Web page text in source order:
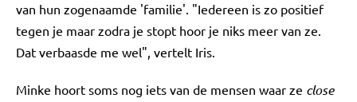
van hun zogenaamde 'familie'. "Iedereen is zo positief
tegen je maar zodra je stopt hoor je niks meer van ze.
Dat verbaasde me wel", vertelt Iris.
Minke hoort soms nog iets van de mensen waar ze close